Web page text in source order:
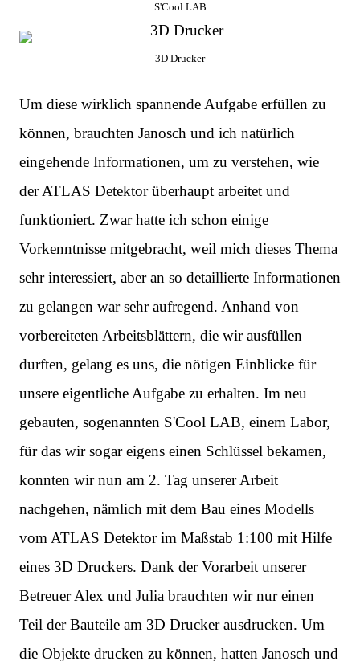
S'Cool LAB
3D Drucker
Um diese wirklich spannende Aufgabe erfüllen zu
können, brauchten Janosch und ich natürlich
eingehende Informationen, um zu verstehen, wie
der ATLAS Detektor überhaupt arbeitet und
funktioniert. Zwar hatte ich schon einige
Vorkenntnisse mitgebracht, weil mich dieses Thema
sehr interessiert, aber an so detaillierte Informationen
zu gelangen war sehr aufregend. Anhand von
vorbereiteten Arbeitsblättern, die wir ausfüllen
durften, gelang es uns, die nötigen Einblicke für
unsere eigentliche Aufgabe zu erhalten. Im neu
gebauten, sogenannten S'Cool LAB, einem Labor,
für das wir sogar eigens einen Schlüssel bekamen,
konnten wir nun am 2. Tag unserer Arbeit
nachgehen, nämlich mit dem Bau eines Modells
vom ATLAS Detektor im Maßstab 1:100 mit Hilfe
eines 3D Druckers. Dank der Vorarbeit unserer
Betreuer Alex und Julia brauchten wir nur einen
Teil der Bauteile am 3D Drucker ausdrucken. Um
die Objekte drucken zu können, hatten Janosch und